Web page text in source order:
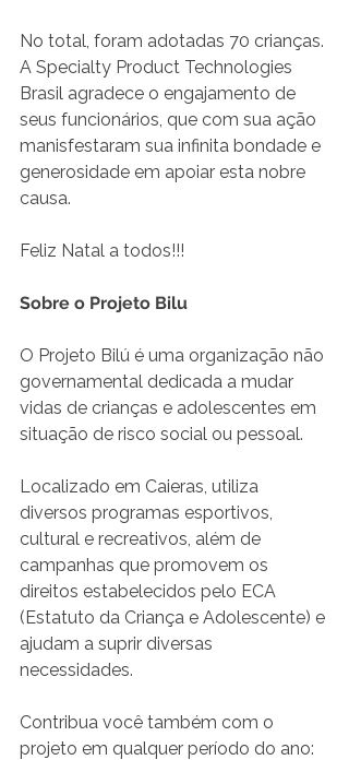
No total, foram adotadas 70 crianças.
A Specialty Product Technologies
Brasil agradece o engajamento de
seus funcionários, que com sua ação
manisfestaram sua infinita bondade e
generosidade em apoiar esta nobre
causa.
Feliz Natal a todos!!!
Sobre o Projeto Bilu
O Projeto Bilú é uma organização não
governamental dedicada a mudar
vidas de crianças e adolescentes em
situação de risco social ou pessoal.
Localizado em Caieras, utiliza
diversos programas esportivos,
cultural e recreativos, além de
campanhas que promovem os
direitos estabelecidos pelo ECA
(Estatuto da Criança e Adolescente) e
ajudam a suprir diversas
necessidades.
Contribua você também com o
projeto em qualquer período do ano: